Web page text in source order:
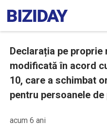
Declarația pe
modificată în acord
10, care a schimbat
pentru persoanele de
acum 6 ani